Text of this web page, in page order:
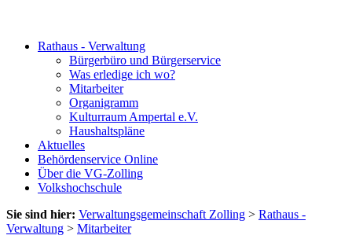
Rathaus - Verwaltung
Bürgerbüro und Bürgerservice
Was erledige ich wo?
Mitarbeiter
Organigramm
Kulturraum Ampertal e.V.
Haushaltspläne
Aktuelles
Behördenservice Online
Über die VG-Zolling
Volkshochschule
Sie sind hier: Verwaltungsgemeinschaft Zolling > Rathaus -
Verwaltung > Mitarbeiter